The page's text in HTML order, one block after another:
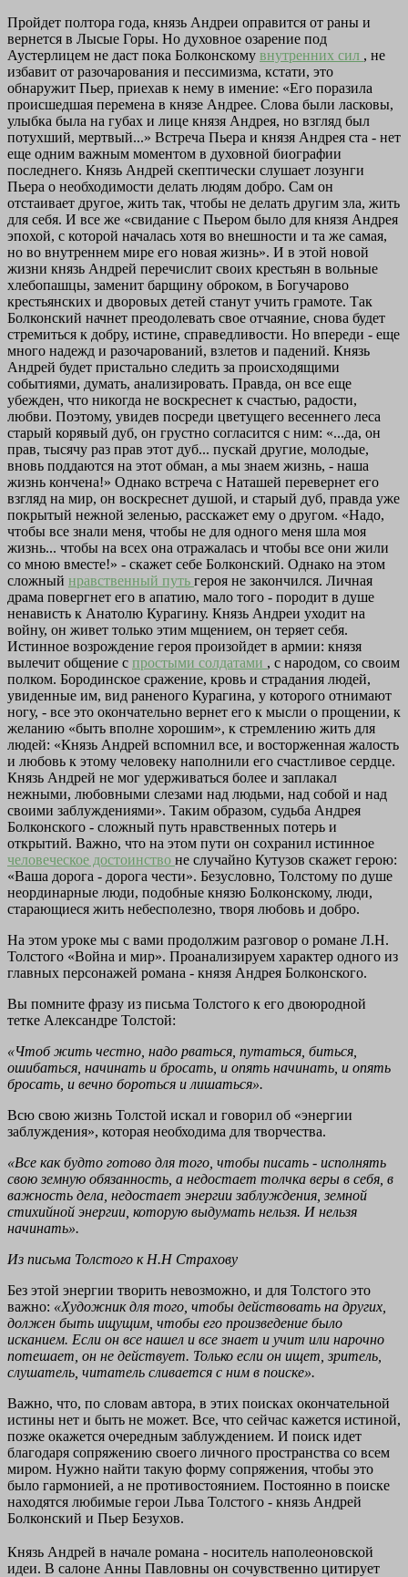
Пройдет полтора года, князь Андреи оправится от раны и
вернется в Лысые Горы. Но духовное озарение под
Аустерлицем не даст пока Болконскому внутренних сил , не
избавит от разочарования и пессимизма, кстати, это
обнаружит Пьер, приехав к нему в имение: «Его поразила
происшедшая перемена в князе Андрее. Слова были ласковы,
улыбка была на губах и лице князя Андрея, но взгляд был
потухший, мертвый...» Встреча Пьера и князя Андрея ста - нет
еще одним важным моментом в духовной биографии
последнего. Князь Андрей скептически слушает лозунги
Пьера о необходимости делать людям добро. Сам он
отстаивает другое, жить так, чтобы не делать другим зла, жить
для себя. И все же «свидание с Пьером было для князя Андрея
эпохой, с которой началась хотя во внешности и та же самая,
но во внутреннем мире его новая жизнь». И в этой новой
жизни князь Андрей перечислит своих крестьян в вольные
хлебопашцы, заменит барщину оброком, в Богучарово
крестьянских и дворовых детей станут учить грамоте. Так
Болконский начнет преодолевать свое отчаяние, снова будет
стремиться к добру, истине, справедливости. Но впереди - еще
много надежд и разочарований, взлетов и падений. Князь
Андрей будет пристально следить за происходящими
событиями, думать, анализировать. Правда, он все еще
убежден, что никогда не воскреснет к счастью, радости,
любви. Поэтому, увидев посреди цветущего весеннего леса
старый корявый дуб, он грустно согласится с ним: «...да, он
прав, тысячу раз прав этот дуб... пускай другие, молодые,
вновь поддаются на этот обман, а мы знаем жизнь, - наша
жизнь кончена!» Однако встреча с Наташей перевернет его
взгляд на мир, он воскреснет душой, и старый дуб, правда уже
покрытый нежной зеленью, расскажет ему о другом. «Надо,
чтобы все знали меня, чтобы не для одного меня шла моя
жизнь... чтобы на всех она отражалась и чтобы все они жили
со мною вместе!» - скажет себе Болконский. Однако на этом
сложный нравственный путь героя не закончился. Личная
драма повергнет его в апатию, мало того - породит в душе
ненависть к Анатолю Курагину. Князь Андреи уходит на
войну, он живет только этим мщением, он теряет себя.
Истинное возрождение героя произойдет в армии: князя
вылечит общение с простыми солдатами , с народом, со своим
полком. Бородинское сражение, кровь и страдания людей,
увиденные им, вид раненого Курагина, у которого отнимают
ногу, - все это окончательно вернет его к мысли о прощении, к
желанию «быть вполне хорошим», к стремлению жить для
людей: «Князь Андрей вспомнил все, и восторженная жалость
и любовь к этому человеку наполнили его счастливое сердце.
Князь Андрей не мог удерживаться более и заплакал
нежными, любовными слезами над людьми, над собой и над
своими заблуждениями». Таким образом, судьба Андрея
Болконского - сложный путь нравственных потерь и
открытий. Важно, что на этом пути он сохранил истинное
человеческое достоинство не случайно Кутузов скажет герою:
«Ваша дорога - дорога чести». Безусловно, Толстому по душе
неординарные люди, подобные князю Болконскому, люди,
старающиеся жить небесполезно, творя любовь и добро.
На этом уроке мы с вами продолжим разговор о романе Л.Н.
Толстого «Война и мир». Проанализируем характер одного из
главных персонажей романа - князя Андрея Болконского.
Вы помните фразу из письма Толстого к его двоюродной
тетке Александре Толстой:
«Чтоб жить честно, надо рваться, путаться, биться,
ошибаться, начинать и бросать, и опять начинать, и опять
бросать, и вечно бороться и лишаться».
Всю свою жизнь Толстой искал и говорил об «энергии
заблуждения», которая необходима для творчества.
«Все как будто готово для того, чтобы писать - исполнять
свою земную обязанность, а недостает толчка веры в себя, в
важность дела, недостает энергии заблуждения, земной
стихийной энергии, которую выдумать нельзя. И нельзя
начинать».
Из письма Толстого к Н.Н Страхову
Без этой энергии творить невозможно, и для Толстого это
важно: «Художник для того, чтобы действовать на других,
должен быть ищущим, чтобы его произведение было
исканием. Если он все нашел и все знает и учит или нарочно
потешает, он не действует. Только если он ищет, зритель,
слушатель, читатель сливается с ним в поиске».
Важно, что, по словам автора, в этих поисках окончательной
истины нет и быть не может. Все, что сейчас кажется истиной,
позже окажется очередным заблуждением. И поиск идет
благодаря сопряжению своего личного пространства со всем
миром. Нужно найти такую форму сопряжения, чтобы это
было гармонией, а не противостоянием. Постоянно в поиске
находятся любимые герои Льва Толстого - князь Андрей
Болконский и Пьер Безухов.
Князь Андрей в начале романа - носитель наполеоновской
идеи. В салоне Анны Павловны он сочувственно цитирует